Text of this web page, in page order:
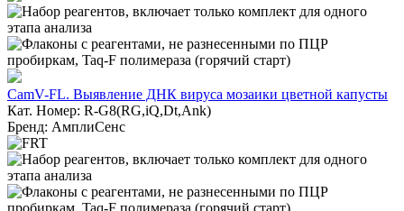
CamV-FL. Выявление ДНК вируса мозаики цветной капусты
Кат. Номер: R-G8(RG,iQ,Dt,Ank)
Бренд: АмплиСенс